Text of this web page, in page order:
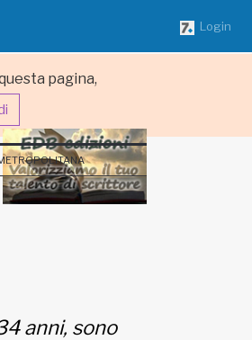
pagina,
Login
anni, sono